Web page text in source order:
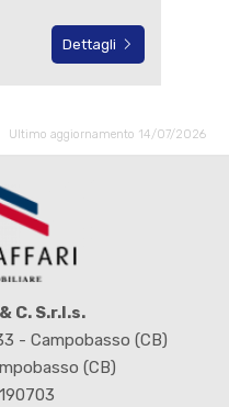
Dettagli
Ultimo aggiornamento 14/07/2026
C. S.r.l.s.
- Campobasso (CB)
(CB)